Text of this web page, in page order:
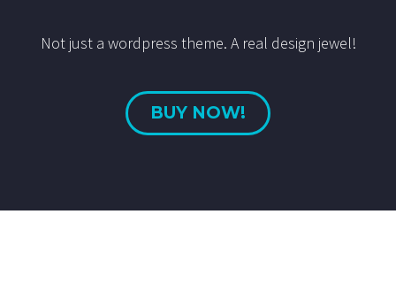
Not just a wordpress theme. A real design jewel!
BUY NOW!